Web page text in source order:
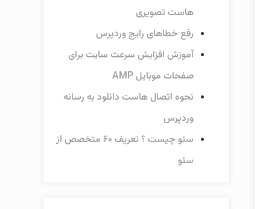
هاست تصویری
رفع خطاهای رایج وردپرس
آموزش افزایش سرعت سایت برای
صفحات موبایل AMP
نحوه اتصال هاست دانلود به رسانه
وردپرس
سئو چیست ؟ تعریف ۶۰ متخصص از
سئو